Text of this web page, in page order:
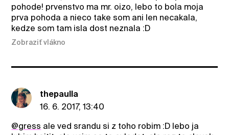
pohode! prvenstvo ma mr. oizo, lebo to bola moja
prva pohoda a nieco take som ani len necakala,
kedze som tam isla dost neznala :D
Zobraziť vlákno
thepaulla
16. 6. 2017, 13:40
@gress ale ved srandu si z toho robim :D lebo ja